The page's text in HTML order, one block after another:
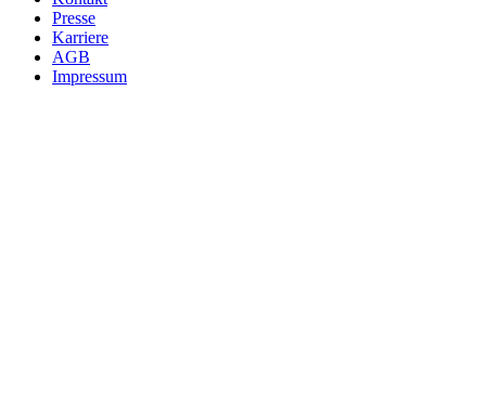
Presse
Karriere
AGB
Impressum